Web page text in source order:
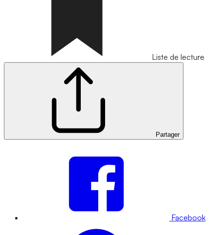
Liste de lecture
Partager
Facebook